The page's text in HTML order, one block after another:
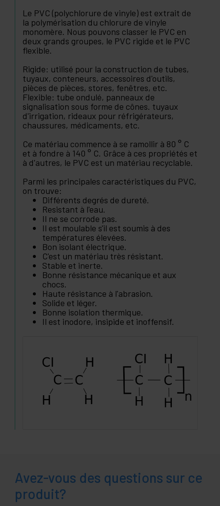
Le PVC (polychlorure de vinyle) est extrait de
la polymérisation du chlorure de vinyle
monomère. Nous pouvons classer le PVC en
deux grands groupes, le PVC rigide et le PVC
flexible.
Rigide: utilisé pour la construction de tubes,
tuyaux, conteneurs, accessoires d'outils,
pièces de pièces, stores, fenêtres, etc.
Flexible: tube ondulé, panneaux de
signalisation sous forme de cônes. tuyaux
d'irrigation, rideaux pour réfrigérateurs,
chaussures, médicaments, etc.
Ce matériau commence à se ramollir à 80 ° C
et à fondre à 140 ° C. Grâce à ces propriétés et
à d'autres, le PVC est un matériau recyclable.
Parmi les principales caractéristiques du PVC,
on trouve:
Différents degrés de dureté.
Resistant à l'eau.
Il ne se corrode pas.
Il est moulable s'il est soumis à des
températures élevées.
Bon isolant électrique.
C'est un matériau très résistant.
Stable et inerte.
Bonne résistance mécanique et aux
chocs.
Haute résistance à l'abrasion.
Solide et léger.
Bonne isolation thermique.
Il est inodore, insipide et inoffensif.
Avez-vous des questions sur ce
produit?